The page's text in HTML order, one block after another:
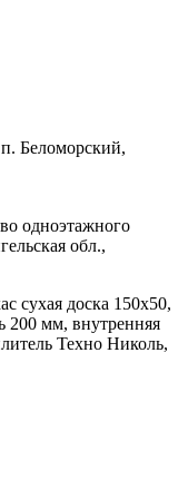
Беломорский,
одноэтажного
обл.,
сухая доска 150х50,
200 мм, внутренняя
Техно Николь,